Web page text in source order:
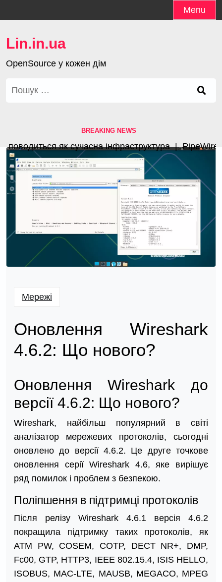
to
Menu
Lin.in.ua
OpenSource у кожен дім
Пошук:
BREAKING NEWS
як сучасна інфраструктура |PipeWire
Мережі
Оновлення Wireshark
4.6.2: Що нового?
Оновлення Wireshark до
версії 4.6.2: Що нового?
Wireshark, найбільш популярний в світі
аналізатор мережевих протоколів, сьогодні
оновлено до версії 4.6.2. Це друге точкове
оновлення серії Wireshark 4.6, яке вирішує
ряд помилок і проблем з безпекою.
Поліпшення в підтримці протоколів
Після релізу Wireshark 4.6.1 версія 4.6.2
покращила підтримку таких протоколів, як
ATM PW, COSEM, COTP, DECT NR+, DMP,
Fc00, GTP, HTTP3, IEEE 802.15.4, ISIS HELLO,
ISOBUS, MAC-LTE, MAUSB, MEGACO, MPEG